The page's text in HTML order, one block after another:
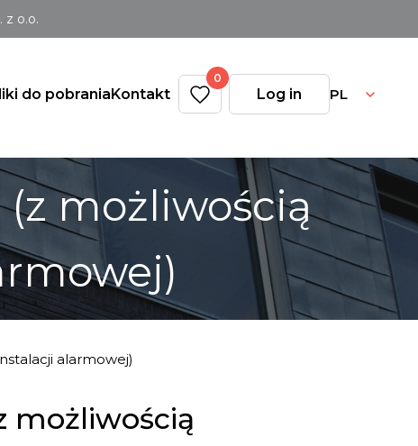
z o.o.
do pobraniaKontakt
0
Log in PL
możliwością
alarmowej)
możliwością